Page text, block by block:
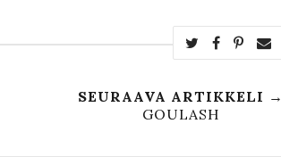
SEURAAVA ARTIKKELI →
GOULASH